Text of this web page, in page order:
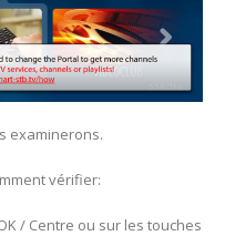
examinerons.
vérifier:
/ Centre ou sur les touches